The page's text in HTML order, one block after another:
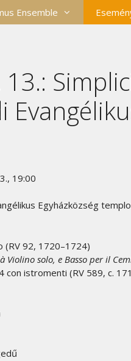
Ensemble
19:00
Egyházközség
(RV 92, 1720–1724)
Violino solo, e Basso per il
con istromenti (RV 589, c.